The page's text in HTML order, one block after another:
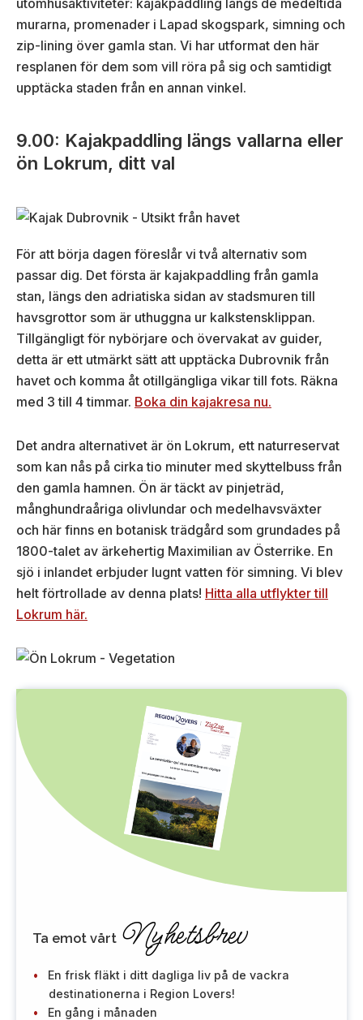
utomhusaktiviteter: kajakpaddling längs de medeltida
murarna, promenader i Lapad skogspark, simning och
zip-lining över gamla stan. Vi har utformat den här
resplanen för dem som vill röra på sig och samtidigt
upptäcka staden från en annan vinkel.
9.00: Kajakpaddling längs vallarna eller
ön Lokrum, ditt val
För att börja dagen föreslår vi två alternativ som
passar dig. Det första är kajakpaddling från gamla
stan, längs den adriatiska sidan av stadsmuren till
havsgrottor som är uthuggna ur kalkstensklippan.
Tillgängligt för nybörjare och övervakat av guider,
detta är ett utmärkt sätt att upptäcka Dubrovnik från
havet och komma åt otillgängliga vikar till fots. Räkna
med 3 till 4 timmar. Boka din kajakresa nu.
Det andra alternativet är ön Lokrum, ett naturreservat
som kan nås på cirka tio minuter med skyttelbuss från
den gamla hamnen. Ön är täckt av pinjeträd,
månghundraåriga olivlundar och medelhavsväxter
och här finns en botanisk trädgård som grundades på
1800-talet av ärkehertig Maximilian av Österrike. En
sjö i inlandet erbjuder lugnt vatten för simning. Vi blev
helt förtrollade av denna plats! Hitta alla utflykter till
Lokrum här.
Ta emot vårt Nyhetsbrev
En frisk fläkt i ditt dagliga liv på de vackra
destinationerna i Region Lovers!
En gång i månaden